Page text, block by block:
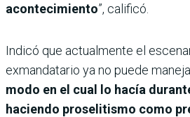
acontecimiento”, calificó.
Indicó que actualmente el
exmandatario ya no puede
modo en el cual lo hacía
haciendo proselitismo como